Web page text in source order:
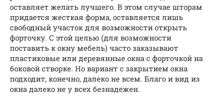
оставляет желать лучшего. В этом случае шторам
придается жесткая форма, оставляется лишь
свободный участок для возможности открыть
форточку. С этой целью (для возможности
поставить к окну мебель) часто заказывают
пластиковые или деревянные окна с форточкой на
боковой створке. Но вариант с закрытием окна
подходит, конечно, далеко не всем. Благо и вид из
окна далеко не у всех безнадежен.